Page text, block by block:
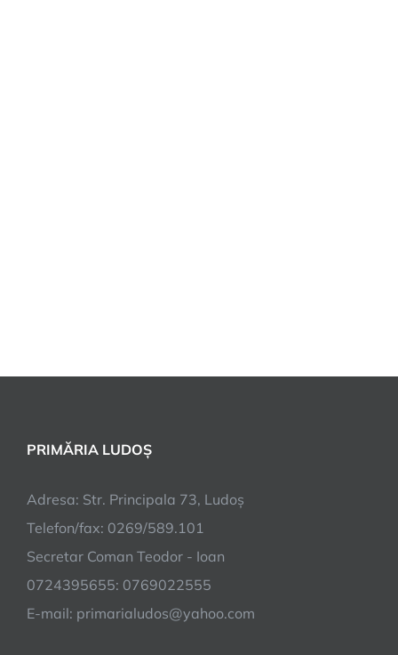
PRIMĂRIA LUDOȘ
Adresa: Str. Principala 73, Ludoș
Telefon/fax: 0269/589.101
Secretar Coman Teodor - Ioan
0724395655: 0769022555
E-mail: primarialudos@yahoo.com